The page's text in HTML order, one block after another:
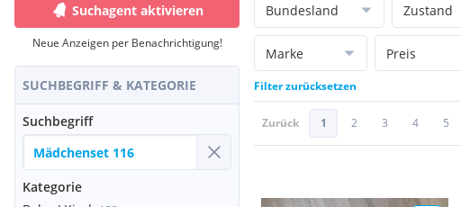
Suchagent aktivieren
Neue Anzeigen per Benachrichtigung!
SUCHBEGRIFF & KATEGORIE
Suchbegriff
Kategorie
Bundesland Zustand
Marke Preis
Filter zurücksetzen
Zurück 1 2 3 4 5